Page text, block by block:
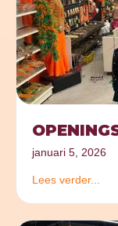
januari 5, 2026
Lees verder...